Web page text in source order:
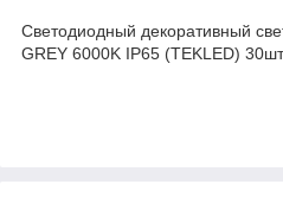
Светодиодный декоративный
GREY 6000K IP65 (TEKLED) 30шт